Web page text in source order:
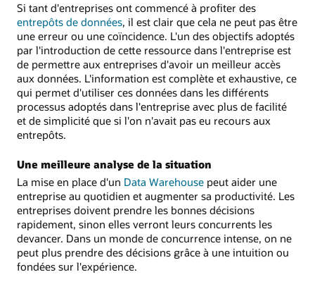
Si tant d'entreprises ont commencé à profiter des
entrepôts de données, il est clair que cela ne peut pas être
une erreur ou une coïncidence. L'un des objectifs adoptés
par l'introduction de cette ressource dans l'entreprise est
de permettre aux entreprises d'avoir un meilleur accès
aux données. L'information est complète et exhaustive, ce
qui permet d'utiliser ces données dans les différents
processus adoptés dans l'entreprise avec plus de facilité
et de simplicité que si l'on n'avait pas eu recours aux
entrepôts.
Une meilleure analyse de la situation
La mise en place d'un Data Warehouse peut aider une
entreprise au quotidien et augmenter sa productivité. Les
entreprises doivent prendre les bonnes décisions
rapidement, sinon elles verront leurs concurrents les
devancer. Dans un monde de concurrence intense, on ne
peut plus prendre des décisions grâce à une intuition ou
fondées sur l'expérience.